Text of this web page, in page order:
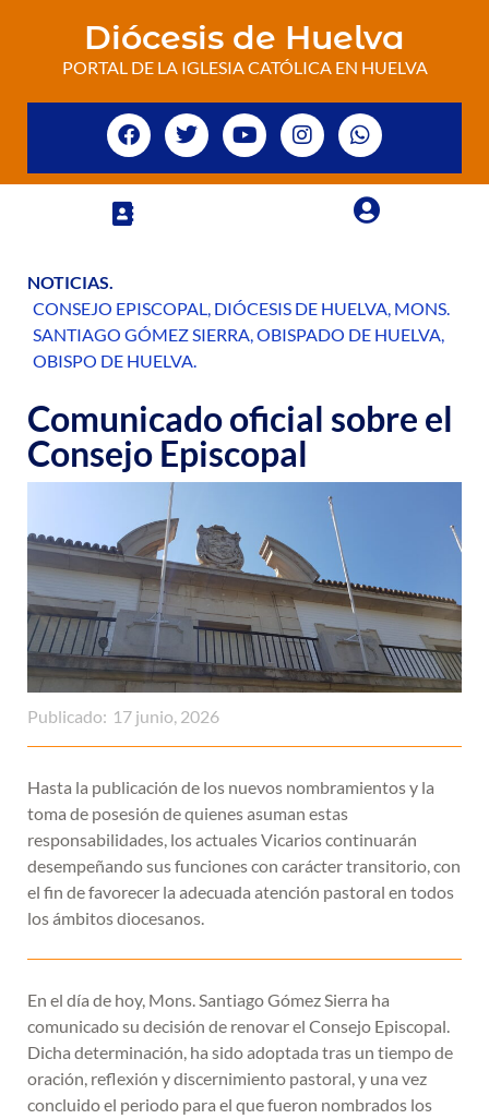
Diócesis de Huelva
PORTAL DE LA IGLESIA CATÓLICA EN HUELVA
NOTICIAS.
CONSEJO EPISCOPAL, DIÓCESIS DE HUELVA, MONS.
SANTIAGO GÓMEZ SIERRA,OBISPADO DE HUELVA,
OBISPO DE HUELVA.
Comunicado oficial sobre el
Consejo Episcopal
Publicado: 17 junio, 2026
Hasta la publicación de los nuevos nombramientos y la
toma de posesión de quienes asuman estas
responsabilidades, los actuales Vicarios continuarán
desempeñando sus funciones con carácter transitorio, con
el fin de favorecer la adecuada atención pastoral en todos
los ámbitos diocesanos.
En el día de hoy, Mons. Santiago Gómez Sierra ha
comunicado su decisión de renovar el Consejo Episcopal.
Dicha determinación, ha sido adoptada tras un tiempo de
oración, reflexión y discernimiento pastoral, y una vez
concluido el periodo para el que fueron nombrados los